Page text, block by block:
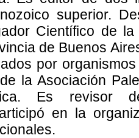
superior.
Científico de
de Buenos
por
la Asociación
Es revisor
en la